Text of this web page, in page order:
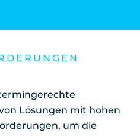
Lösungen mit hohen
um die